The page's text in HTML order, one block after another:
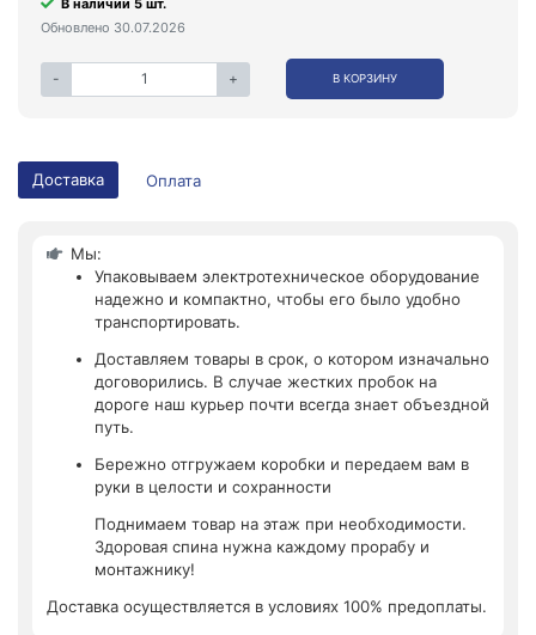
В наличии 5 шт.
Обновлено 30.07.2026
- + В КОРЗИНУ
Доставка Оплата
Мы:
Упаковываем электротехническое оборудование
надежно и компактно, чтобы его было удобно
транспортировать.
Доставляем товары в срок, о котором изначально
договорились. В случае жестких пробок на
дороге наш курьер почти всегда знает объездной
путь.
Бережно отгружаем коробки и передаем вам в
руки в целости и сохранности
Поднимаем товар на этаж при необходимости.
Здоровая спина нужна каждому прорабу и
монтажнику!
Доставка осуществляется в условиях 100% предоплаты.